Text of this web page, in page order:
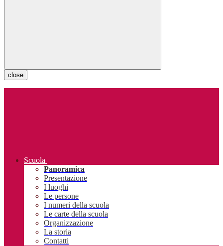
close
Scuola
Panoramica
Presentazione
I luoghi
Le persone
I numeri della scuola
Le carte della scuola
Organizzazione
La storia
Contatti